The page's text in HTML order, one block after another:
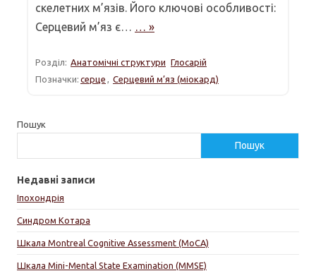
скелетних м’язів. Його ключові особливості:
Серцевий м’яз є… … »
Розділ: Анатомічні структури Глосарій
Позначки: серце , Серцевий м’яз (міокард)
Пошук
Пошук
Недавні записи
Іпохондрія
Синдром Котара
Шкала Montreal Cognitive Assessment (MoCA)
Шкала Mini-Mental State Examination (MMSE)